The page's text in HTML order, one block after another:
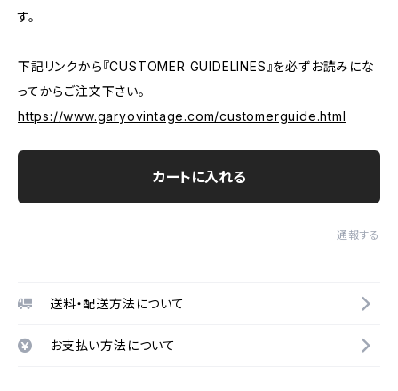
す。
下記リンクから『CUSTOMER GUIDELINES』を必ずお読みにな
ってからご注文下さい。
https://www.garyovintage.com/customerguide.html
カートに入れる
通報する
送料・配送方法について
お支払い方法について